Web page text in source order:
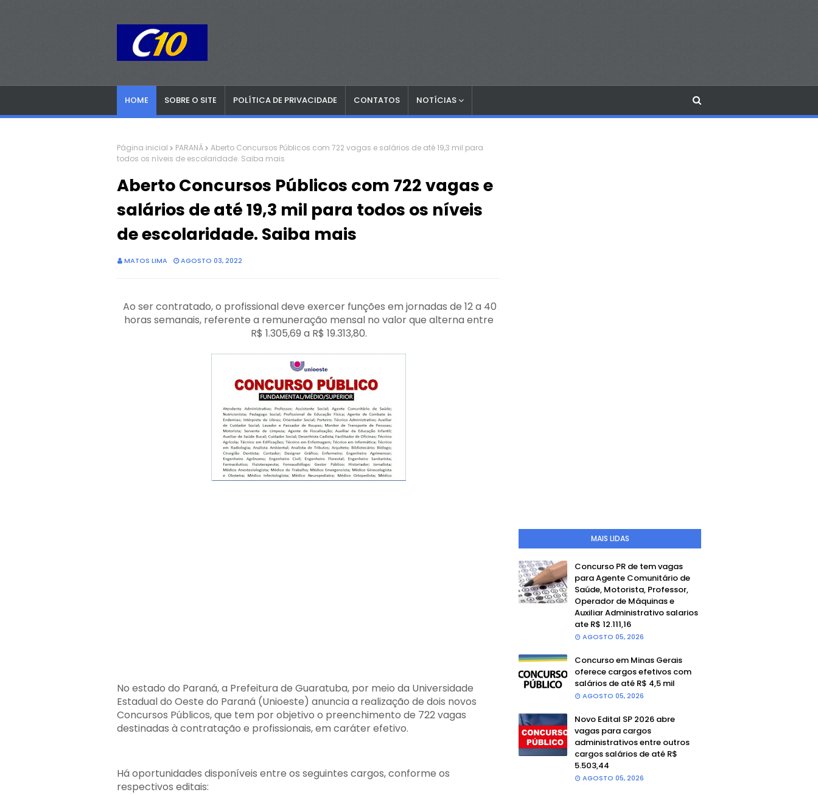
HOME SOBRE O SITE POLÍTICA DE PRIVACIDADE CONTATOS NOTÍCIAS
Página inicial PARANÁ
Aberto Concursos Públicos com 722 vagas e salários de até 19,3 mil para
todos os níveis de escolaridade. Saiba mais
Aberto Concursos Públicos com 722 vagas e
salários de até 19,3 mil para todos os níveis
de escolaridade. Saiba mais
MATOS LIMA AGOSTO 03, 2022
Ao ser contratado, o profissional deve exercer funções em jornadas de 12 a 40
horas semanais, referente a remuneração mensal no valor que alterna entre
R$ 1.305,69 a R$ 19.313,80.
No estado do Paraná, a Prefeitura de Guaratuba, por meio da Universidade
Estadual do Oeste do Paraná (Unioeste) anuncia a realização de dois novos
Concursos Públicos, que tem por objetivo o preenchimento de 722 vagas
destinadas à contratação e profissionais, em caráter efetivo.
Há oportunidades disponíveis entre os seguintes cargos, conforme os
respectivos editais:
MAIS LIDAS
Concurso PR de tem vagas
para Agente Comunitário de
Saúde, Motorista, Professor,
Operador de Máquinas e
Auxiliar Administrativo salarios
ate R$ 12.111,16
AGOSTO 05, 2026
Concurso em Minas Gerais
oferece cargos efetivos com
salários de até R$ 4,5 mil
AGOSTO 05, 2026
Novo Edital SP 2026 abre
vagas para cargos
administrativos entre outros
cargos salários de até R$
5.503,44
AGOSTO 05, 2026